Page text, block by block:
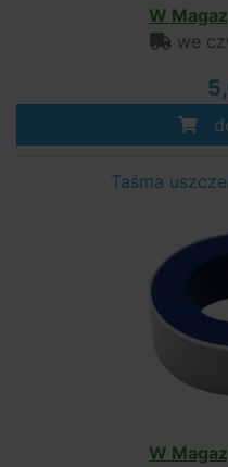
W
we
Taśma
W